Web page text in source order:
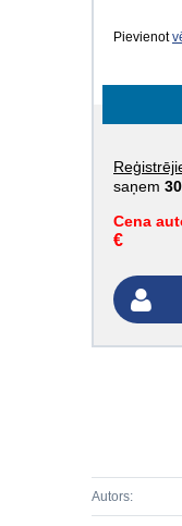
Pievienot
saņem
Cena
€
Autors: